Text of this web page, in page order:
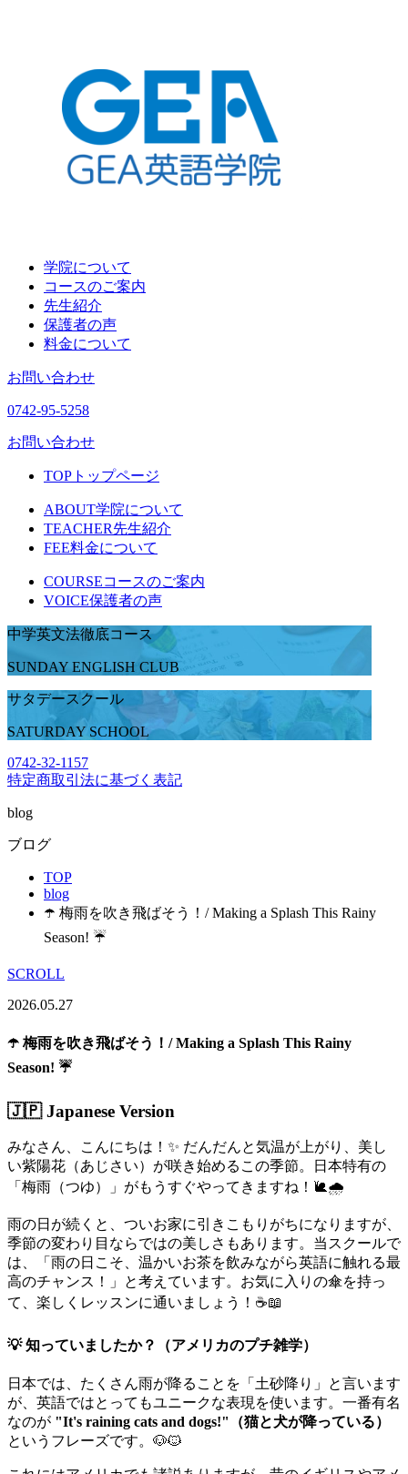
学院について
コースのご案内
先生紹介
保護者の声
料金について
お問い合わせ
0742-95-5258
お問い合わせ
TOP トップページ
ABOUT学院について
TEACHER先生紹介
FEE料金について
COURSEコースのご案内
VOICE保護者の声
中学英文法徹底コース
SUNDAY ENGLISH CLUB
サタデースクール
SATURDAY SCHOOL
0742-32-1157
特定商取引法に基づく表記
blog
ブログ
TOP
blog
☂️ 梅雨を吹き飛ばそう！/ Making a Splash This Rainy
Season! ☔
SCROLL
2026.05.27
☂️ 梅雨を吹き飛ばそう！/ Making a Splash This Rainy
Season! ☔
🇯🇵 Japanese Version
みなさん、こんにちは！✨ だんだんと気温が上がり、美し
い紫陽花（あじさい）が咲き始めるこの季節。日本特有の
「梅雨（つゆ）」がもうすぐやってきますね！🐌🌧️
雨の日が続くと、ついお家に引きこもりがちになりますが、
季節の変わり目ならではの美しさもあります。当スクールで
は、「雨の日こそ、温かいお茶を飲みながら英語に触れる最
高のチャンス！」と考えています。お気に入りの傘を持っ
て、楽しくレッスンに通いましょう！☕📖
💡 知っていましたか？（アメリカのプチ雑学）
日本では、たくさん雨が降ることを「土砂降り」と言います
が、英語ではとってもユニークな表現を使います。一番有名
なのが "It's raining cats and dogs!"（猫と犬が降っている）
というフレーズです。🐶🐱